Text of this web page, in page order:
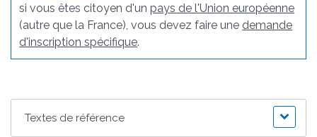
si vous êtes citoyen d'unpays de l'Union européenne
(autre que la France), vous devez faire une demande
d'inscription spécifique.
Textes de référence